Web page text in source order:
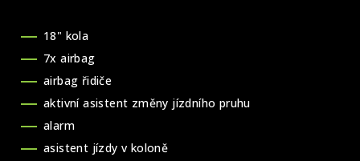
18" kola
7x airbag
airbag řidiče
aktivní asistent změny jízdního pruhu
alarm
asistent jízdy v koloně